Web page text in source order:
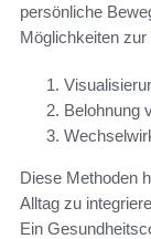
persönliche
Möglichkeiten
Belohnung
Diese Methoden
Alltag zu
Ein